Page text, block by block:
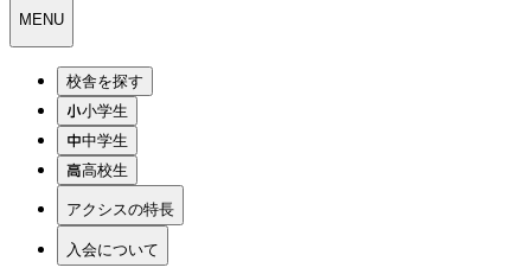
MENU
校舎を探す
小学生
中学生
高校生
アクシスの特長
入会について